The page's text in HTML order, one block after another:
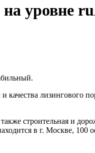
уровне
лизингового
строительная и
в г. Москве, 100